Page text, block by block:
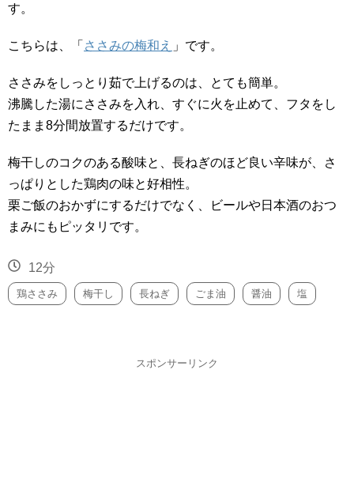
す。
こちらは、「 ささみの梅和え 」です。
ささみをしっとり茹で上げるのは、とても簡単。
沸騰した湯にささみを入れ、すぐに火を止めて、フタをし
たまま8分間放置するだけです。
梅干しのコクのある酸味と、長ねぎのほど良い辛味が、さ
っぱりとした鶏肉の味と好相性。
栗ご飯のおかずにするだけでなく、ビールや日本酒のおつ
まみにもピッタリです。
12分
鶏ささみ 梅干し 長ねぎ ごま油 醤油 塩
スポンサーリンク